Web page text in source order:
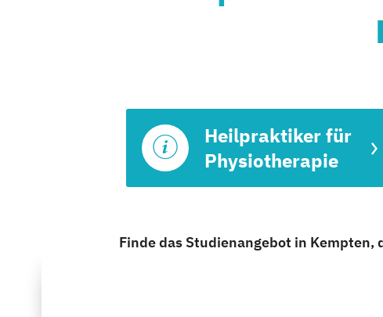
Heilpraktiker für
Physiotherapie
Finde das Studienangebot in Kempten,